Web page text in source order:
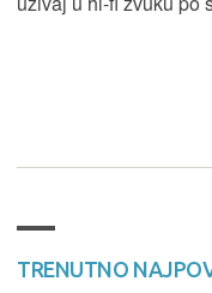
TRENUTNO